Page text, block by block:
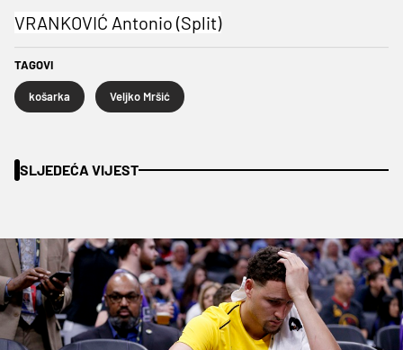
VRANKOVIĆ Antonio (Split)
TAGOVI
košarka Veljko Mršić
SLJEDEĆA VIJEST